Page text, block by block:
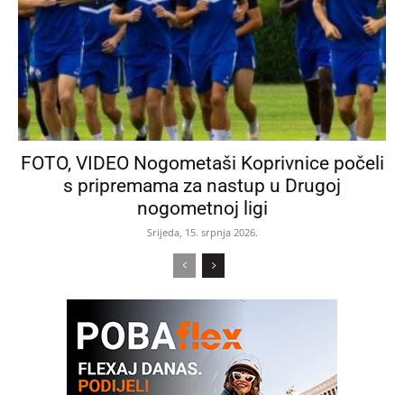
FOTO, VIDEO Nogometaši Koprivnice počeli
s pripremama za nastup u Drugoj
nogometnoj ligi
Srijeda, 15. srpnja 2026.